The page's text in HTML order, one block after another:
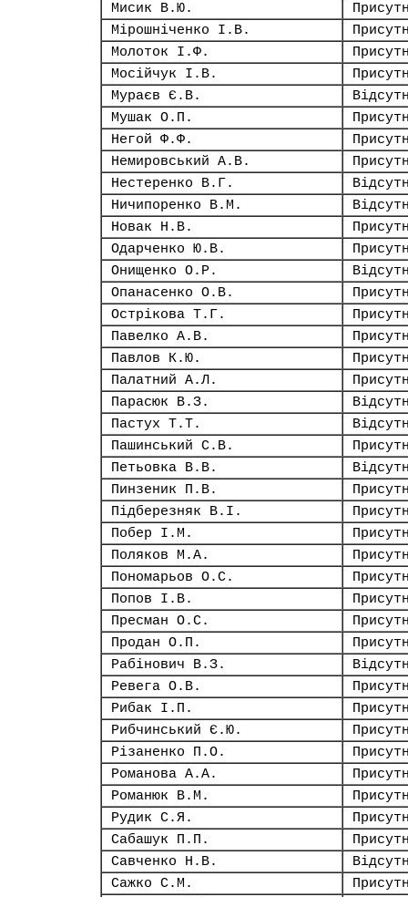
Мисик В.Ю.
Мірошніченко І.В.
Молоток І.Ф.
Мосійчук І.В.
Мураєв Є.В.
Мушак О.П.
Негой Ф.Ф.
Немировський А.В.
Нестеренко В.Г.
Ничипоренко В.М.
Новак Н.В.
Одарченко Ю.В.
Онищенко О.Р.
Опанасенко О.В.
Острікова Т.Г.
Павелко А.В.
Павлов К.Ю.
Палатний А.Л.
Парасюк В.З.
Пастух Т.Т.
Пашинський С.В.
Петьовка В.В.
Пинзеник П.В.
Підберезняк В.І.
Побер І.М.
Поляков М.А.
Пономарьов О.С.
Попов І.В.
Пресман О.С.
Продан О.П.
Рабінович В.З.
Ревега О.В.
Рибак І.П.
Рибчинський Є.Ю.
Різаненко П.О.
Романова А.А.
Романюк В.М.
Рудик С.Я.
Сабашук П.П.
Савченко Н.В.
Сажко С.М.